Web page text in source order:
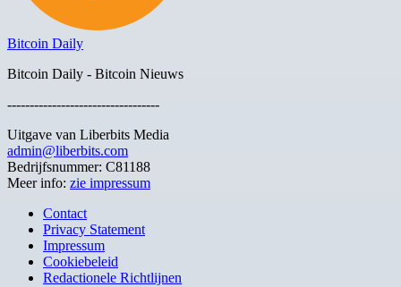
Bitcoin Daily
Bitcoin Daily - Bitcoin Nieuws
----------------------------------
Uitgave van Liberbits Media
admin@liberbits.com
Bedrijfsnummer: C81188
Meer info: zie impressum
Contact
Privacy Statement
Impressum
Cookiebeleid
Redactionele Richtlijnen